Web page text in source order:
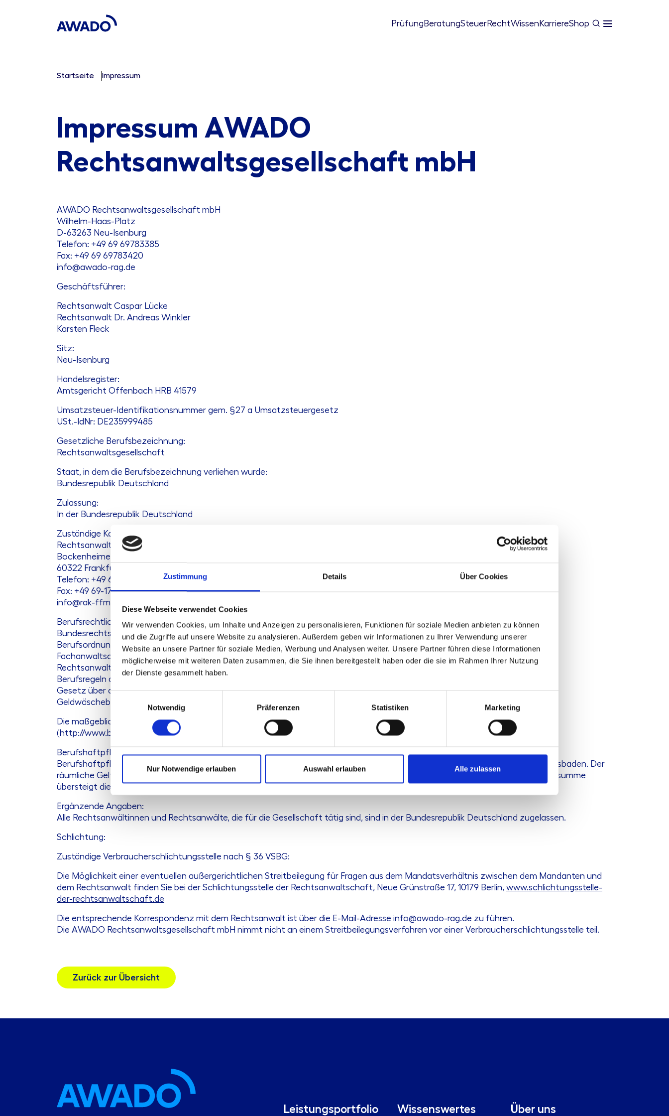
Zustimmung Details Über Cookies
Diese Webseite verwendet Cookies
Wir verwenden Cookies, um Inhalte und Anzeigen zu personalisieren, Funktionen für soziale Medien anbieten zu können
und die Zugriffe auf unsere Website zu analysieren. Außerdem geben wir Informationen zu Ihrer Verwendung unserer
Website an unsere Partner für soziale Medien, Werbung und Analysen weiter. Unsere Partner führen diese Informationen
möglicherweise mit weiteren Daten zusammen, die Sie ihnen bereitgestellt haben oder die sie im Rahmen Ihrer Nutzung
der Dienste gesammelt haben.
Einwilligungsauswahl
Notwendig
Präferenzen Statistiken Marketing
Nur Notwendige erlauben Auswahl erlauben Alle zulassen
Prüfung BeratungSteuerRechtWissen KarriereShop
Startseite Impressum
Impressum AWADO
Rechtsanwaltsgesellschaft mbH
AWADO Rechtsanwaltsgesellschaft mbH
Wilhelm-Haas-Platz
D-63263 Neu-Isenburg
Telefon: +49 69 69783385
Fax: +49 69 69783420
info@awado-rag.de
Geschäftsführer:
Rechtsanwalt Caspar Lücke
Rechtsanwalt Dr. Andreas Winkler
Karsten Fleck
Sitz:
Neu-Isenburg
Handelsregister:
Amtsgericht Offenbach HRB 41579
Umsatzsteuer-Identifikationsnummer gem. §27 a Umsatzsteuergesetz
USt.-IdNr: DE235999485
Gesetzliche Berufsbezeichnung:
Rechtsanwaltsgesellschaft
Staat, in dem die Berufsbezeichnung verliehen wurde:
Bundesrepublik Deutschland
Zulassung:
In der Bundesrepublik Deutschland
Zuständige Kammer und Aufsichtsbehörde:
Rechtsanwaltskammer Frankfurt am Main
Bockenheimer Anlage 36
60322 Frankfurt am Main
Telefon: +49 69-170098-01
Fax: +49 69-170098-50
info@rak-ffm.de
Berufsrechtliche Regelungen:
Bundesrechtsanwaltsordnung (BRAO)
Berufsordnung für Rechtsanwälte (BORA)
Fachanwaltsordnung (FAO)
Rechtsanwaltsvergütungsgesetz (RVG)
Berufsregeln der Rechtsanwälte der Europäischen Union (CCBE)
Gesetz über die Tätigkeit europäischer Rechtsanwälte in Deutschland (EuRAG)
Geldwäschebekämpfungsgesetz (GwG)
Die maßgeblichen Regelungen finden Sie auf der Seite der Bundesrechtsanwaltskammer unter der Rubrik „Berufsrecht“
(http://www.brak.de/fuer-anwaelte/berufsrecht/).
Berufshaftpflichtversicherung:
Berufshaftpflichtversicherer ist die VSW – Die Versicherungsgemeinschaft für Steuerberater und Wirtschaftsprüfer, 65185 Wiesbaden. Der
räumliche Geltungsbereich des Versicherungsvertrages umfasst die Mitgliedsstaaten der Europäischen Union. Die Versicherungssumme
übersteigt die Mindestversicherungssumme nach § 51j BRAO und beträgt 10 Mio. EUR.
Ergänzende Angaben:
Alle Rechtsanwältinnen und Rechtsanwälte, die für die Gesellschaft tätig sind, sind in der Bundesrepublik Deutschland zugelassen.
Schlichtung:
Zuständige Verbraucherschlichtungsstelle nach § 36 VSBG:
Die Möglichkeit einer eventuellen außergerichtlichen Streitbeilegung für Fragen aus dem Mandatsverhältnis zwischen dem Mandanten und
dem Rechtsanwalt finden Sie bei der Schlichtungsstelle der Rechtsanwaltschaft, Neue Grünstraße 17, 10179 Berlin, www.schlichtungsstelle-
der-rechtsanwaltschaft.de
Die entsprechende Korrespondenz mit dem Rechtsanwalt ist über die E-Mail-Adresse info@awado-rag.de zu führen.
Die AWADO Rechtsanwaltsgesellschaft mbH nimmt nicht an einem Streitbeilegungsverfahren vor einer Verbraucherschlichtungsstelle teil.
Zurück zur Übersicht
Leistungsportfolio Wissenswertes Über uns